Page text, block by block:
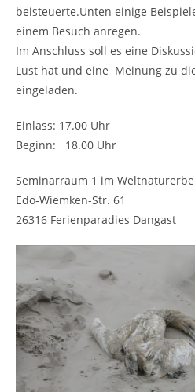
beisteuerte.Unten einige
einem Besuch anregen.
Im Anschluss soll es eine
Lust hat und eine Meinung zu
eingeladen.
Einlass: 17.00 Uhr
Beginn: 18.00 Uhr
Seminarraum 1 im
Edo-Wiemken-Str. 61
26316 Ferienparadies Dangast